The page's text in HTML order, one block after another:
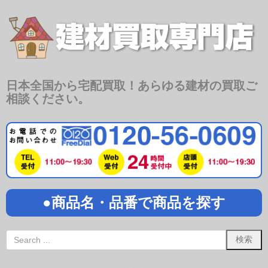
日本全国から宅配買取！あらゆる建材の買取ご
相談ください。
●商品名・品番で商品を探す